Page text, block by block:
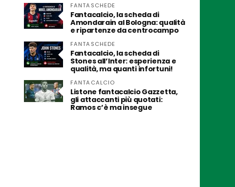
FANTASCHEDE
Fantacalcio, la scheda di
Amondarain al Bologna: qualità
e ripartenze da centrocampo
FANTASCHEDE
Fantacalcio, la scheda di
Stones all’Inter: esperienza e
qualità, ma quanti infortuni!
FANTACALCIO
Listone fantacalcio Gazzetta,
gli attaccanti più quotati:
Ramos c’è ma insegue